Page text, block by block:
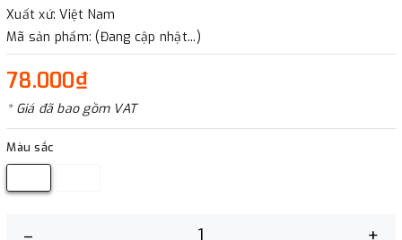
Xuất xứ: Việt Nam
Mã sản phẩm: (Đang cập nhật...)
78.000₫
* Giá đã bao gồm VAT
Màu sắc